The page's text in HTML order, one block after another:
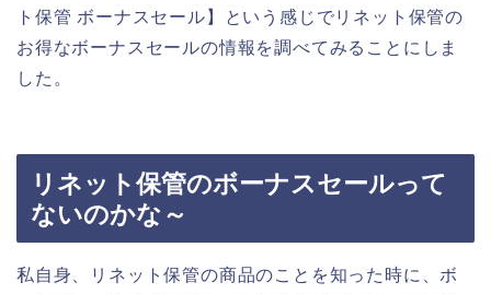
ト保管 ボーナスセール】という感じでリネット保管の
お得なボーナスセールの情報を調べてみることにしま
した。
リネット保管のボーナスセールって
ないのかな～
私自身、リネット保管の商品のことを知った時に、ボ